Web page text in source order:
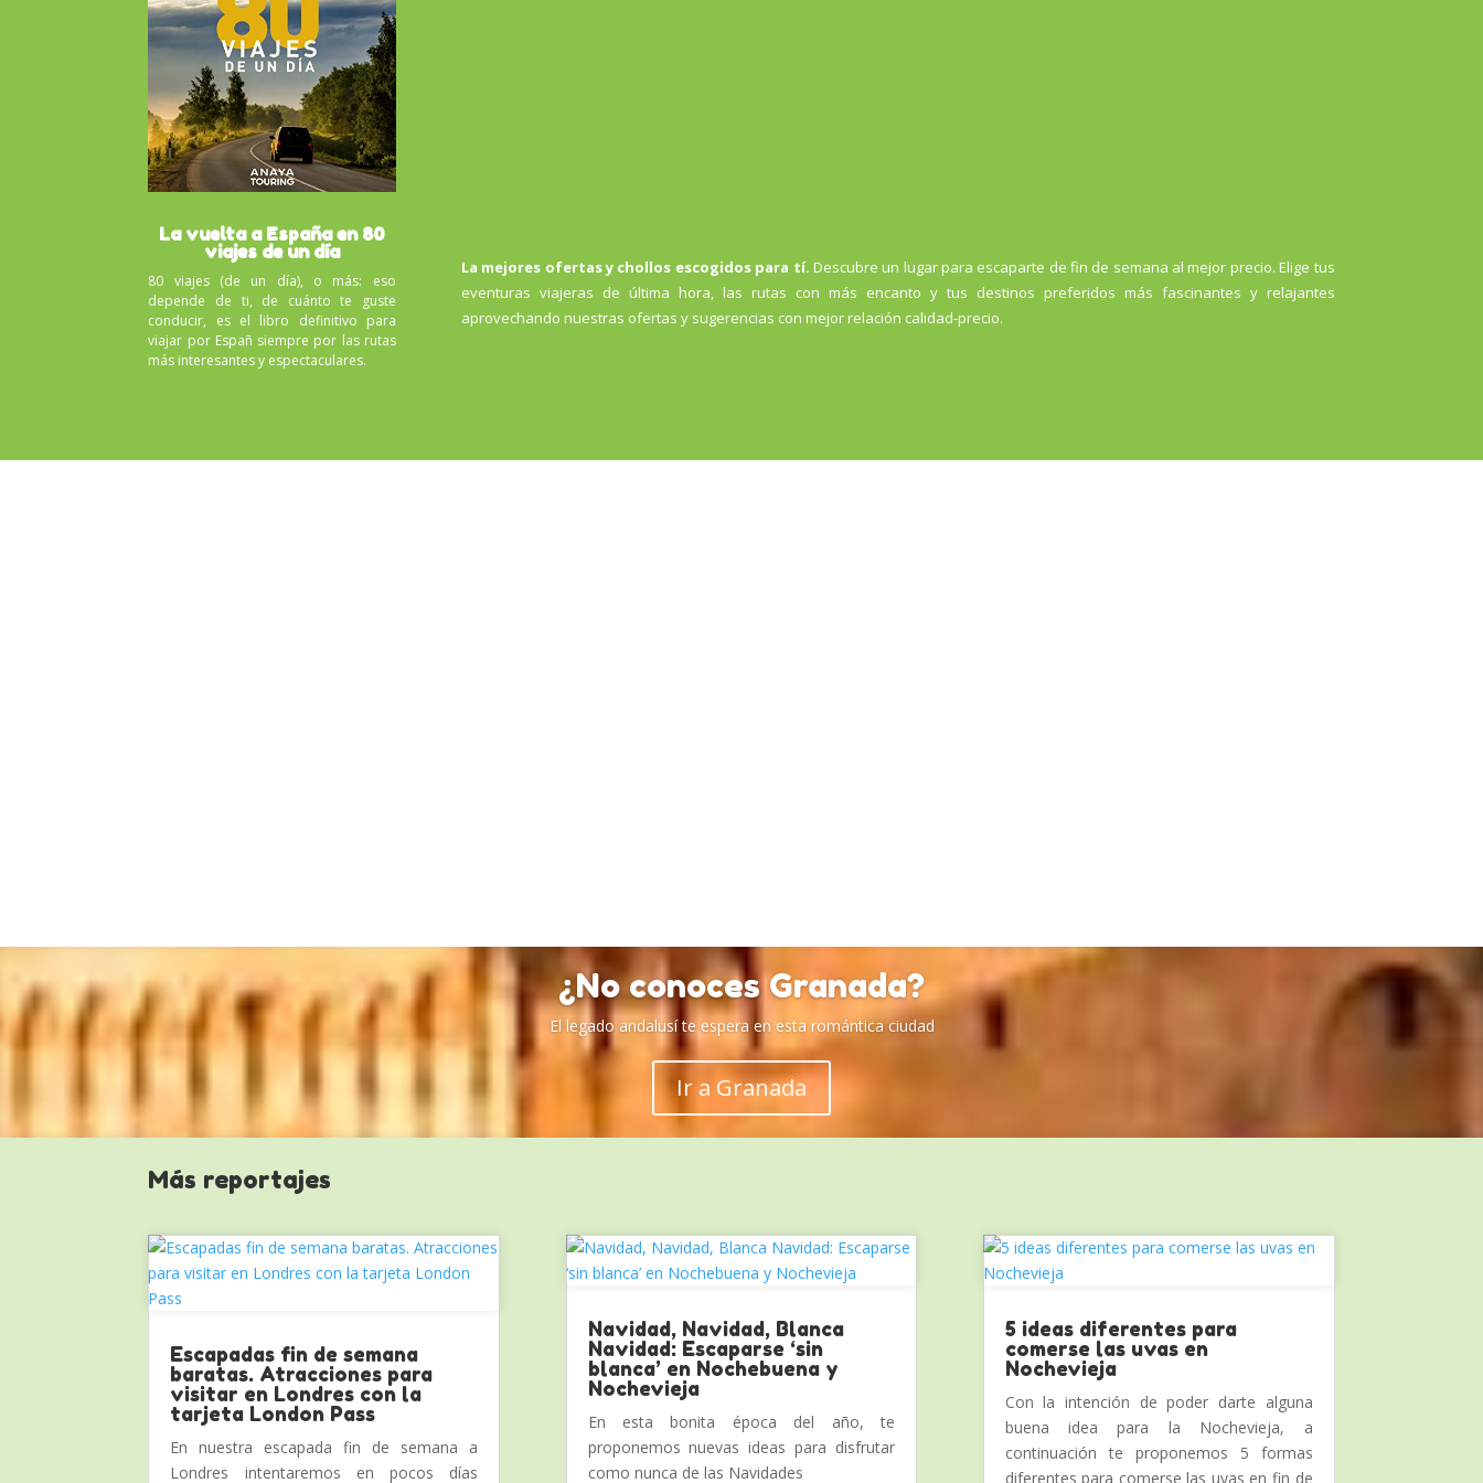
La vuelta a España en 80
viajes de un día
80 viajes (de un día), o más: eso
depende de ti, de cuánto te guste
conducir, es el libro definitivo para
viajar por Españ siempre por las rutas
más interesantes y espectaculares.
La mejores ofertas y chollos escogidos para tí. Descubre un lugar para escaparte de fin de semana al mejor precio. Elige tus
eventuras viajeras de última hora, las rutas con más encanto y tus destinos preferidos más fascinantes y relajantes
aprovechando nuestras ofertas y sugerencias con mejor relación calidad-precio.
¿No conoces Granada?
El legado andalusí te espera en esta romántica ciudad
Ir a Granada
Más reportajes
Escapadas fin de semana
baratas. Atracciones para
visitar en Londres con la
tarjeta London Pass
En nuestra escapada fin de semana a
Londres intentaremos en pocos días
Navidad, Navidad, Blanca
Navidad: Escaparse ‘sin
blanca’ en Nochebuena y
Nochevieja
En esta bonita época del año, te
proponemos nuevas ideas para disfrutar
como nunca de las Navidades
5 ideas diferentes para
comerse las uvas en
Nochevieja
Con la intención de poder darte alguna
buena idea para la Nochevieja, a
continuación te proponemos 5 formas
diferentes para comerse las uvas en fin de